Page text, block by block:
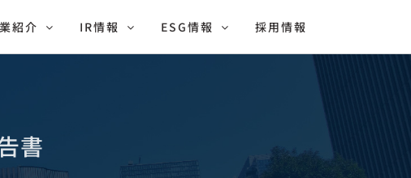
紹介 IR情報 ESG情報 採用情報
書